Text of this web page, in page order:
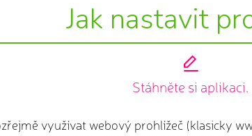
Jak nastavit
Stáhněte si aplikaci.
využívat webový prohlížeč (klasicky